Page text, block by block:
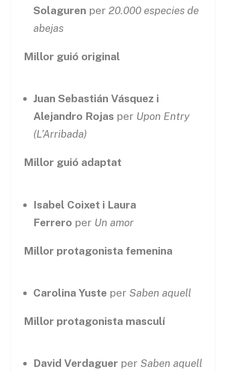
Solaguren per20.000 especies de
abejas
Millor guió original
Juan Sebastián Vásquez i
Alejandro Rojas per Upon Entry
(L’Arribada)
Millor guió adaptat
Isabel Coixet i Laura
Ferrero per Un amor
Millor protagonista femenina
Carolina Yuste per Saben aquell
Millor protagonista masculí
David Verdaguer per Saben aquell